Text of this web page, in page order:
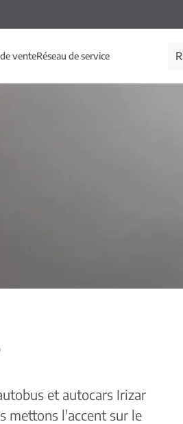
venteRéseau de service
et autocars Irizar
mettons l'accent sur le